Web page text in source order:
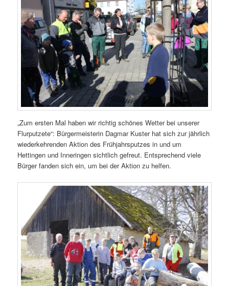
„Zum ersten Mal haben wir richtig schönes Wetter bei unserer
Flurputzete“: Bürgermeisterin Dagmar Kuster hat sich zur jährlich
wiederkehrenden Aktion des Frühjahrsputzes in und um
Hettingen und Inneringen sichtlich gefreut. Entsprechend viele
Bürger fanden sich ein, um bei der Aktion zu helfen.